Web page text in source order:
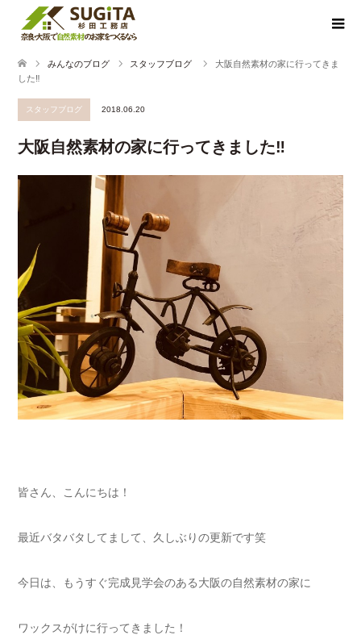
みんなのブログ スタッフブログ
大阪自然素材の家に行ってきま
した‼
スタッフブログ 2018.06.20
大阪自然素材の家に行ってきました‼
皆さん、こんにちは！
最近バタバタしてまして、久しぶりの更新です笑
今日は、もうすぐ完成見学会のある大阪の自然素材の家に
ワックスがけに行ってきました！